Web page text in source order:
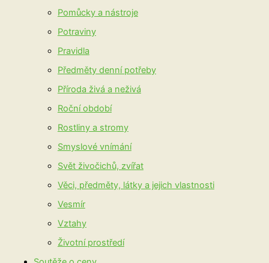
Pomůcky a nástroje
Potraviny
Pravidla
Předměty denní potřeby
Příroda živá a neživá
Roční období
Rostliny a stromy
Smyslové vnímání
Svět živočichů, zvířat
Věci, předměty, látky a jejich vlastnosti
Vesmír
Vztahy
Životní prostředí